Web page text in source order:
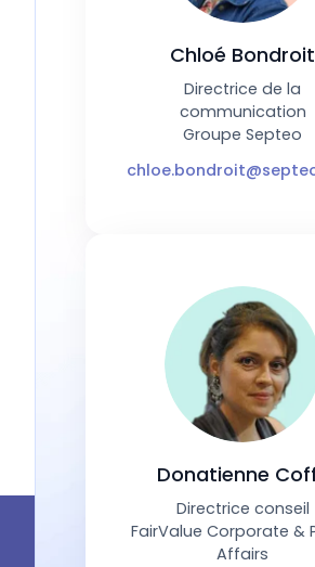
Chloé Bondroit
Directrice de la
communication
Groupe Septeo
Donatienne
Directrice conseil
FairValue Corporate &
Affairs